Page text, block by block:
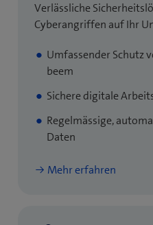
Verlässliche
Cyberangriffen auf Ihr
Umfassender Schutz
beem
Sichere digitale
Regelmässige,
Daten
Mehr erfahren